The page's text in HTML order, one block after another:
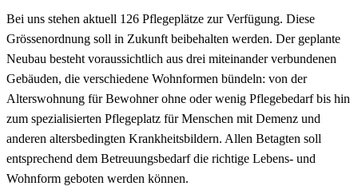
Bei uns stehen aktuell 126 Pflegeplätze zur Verfügung. Diese
Grössenordnung soll in Zukunft beibehalten werden. Der geplante
Neubau besteht voraussichtlich aus drei miteinander verbundenen
Gebäuden, die verschiedene Wohnformen bündeln: von der
Alterswohnung für Bewohner ohne oder wenig Pflegebedarf bis hin
zum spezialisierten Pflegeplatz für Menschen mit Demenz und
anderen altersbedingten Krankheitsbildern. Allen Betagten soll
entsprechend dem Betreuungsbedarf die richtige Lebens- und
Wohnform geboten werden können.